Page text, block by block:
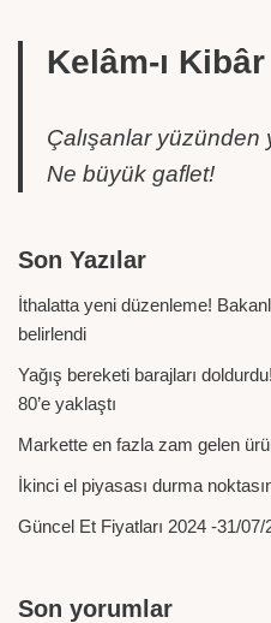
Kelâm-ı Kibâr
Çalışanlar yüzünden
Ne büyük gaflet!
Son Yazılar
İthalatta yeni düzenleme!
belirlendi
Yağış bereketi barajları
80’e yaklaştı
Markette en fazla zam gelen
İkinci el piyasası durma
Güncel Et Fiyatları 2024 -31/
Son yorumlar